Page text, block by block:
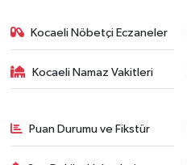
Kocaeli Nöbetçi Eczaneler
Kocaeli Namaz Vakitleri
Puan Durumu ve Fikstür